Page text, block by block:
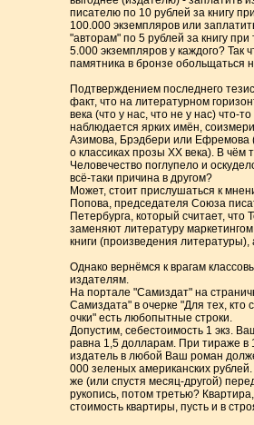
писателю по 10 рублей за книгу
100.000 экземпляров или
"авторам" по 5 рублей за книгу
5.000 экземпляров у каждого? Так
памятника в бронзе обольщаться
Подтверждением последнего
факт, что на литературном
века (что у нас, что не у нас) что-то
наблюдается ярких имён,
Азимова, Брэдбери или Ефремова
о классиках прозы ХХ века). В чём
Человечество поглупело и
всё-таки причина в другом?
Может, стоит прислушаться к
Попова, председателя Союза
Петербурга, который считает, что
заменяют литературу
книги (произведения литературы),
Однако вернёмся к врагам
издателям.
На портале "Самиздат" на
Самиздата" в очерке "Для тех, кто
очки" есть любопытные строки.
Допустим, себестоимость 1 экз.
равна 1,5 долларам. При тираже в
издатель в любой Ваш роман
000 зеленых американских
же (или спустя месяц-другой)
рукопись, потом третью?
стоимость квартиры, пусть и в